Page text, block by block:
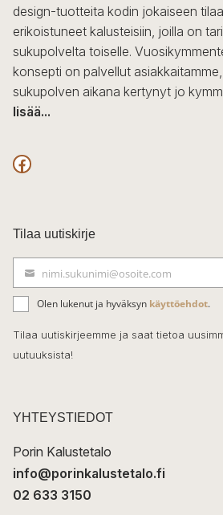
design-tuotteita kodin jokaiseen
erikoistuneet kalusteisiin, joilla on
sukupolvelta toiselle.
konsepti on palvellut
sukupolven aikana kertynyt jo
lisää...
F
c
e
b
o
o
k
Tilaa uutiskirje
ä
h
k
p
t
nimi.sukunimi@osoite.com
Olen lukenut ja hyväksyn käyttöehdot.
Tilaa uutiskirjeemme ja saat tietoa
uutuuksista!
YHTEYSTIEDOT
Porin Kalustetalo
info@porinkalustetalo.fi
02 633 3150